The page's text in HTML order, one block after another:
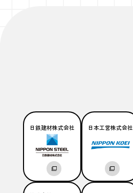
日鉄建材株式会社 日本工営株式会社